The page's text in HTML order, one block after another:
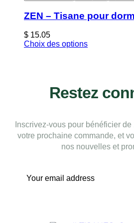
ZEN – Tisane pour
$ 15.05
Choix des options
Restez
Inscrivez-vous pour bénéficier
votre prochaine commande, et
nos nouvelles et